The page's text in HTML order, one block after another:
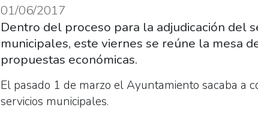
01/06/2017
Dentro del proceso para la adjudicación del
municipales, este viernes se reúne la mesa
propuestas económicas.
El pasado 1 de marzo el Ayuntamiento sacaba a
servicios municipales.